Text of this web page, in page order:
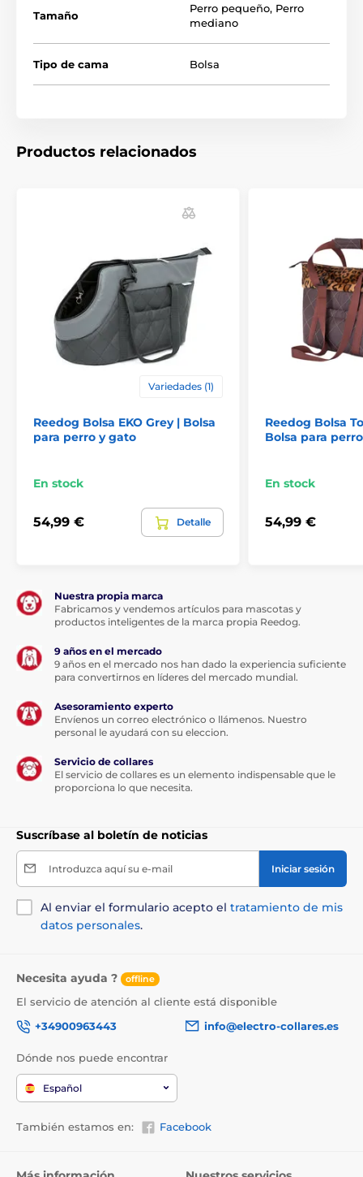
adecuada. (*Nuestras bolsas para perros Reedog están
cosidas a mano, por lo que el tamaño puede variar
uñas y suciedad.
posibilidad de lavado a mano.
Diseño con estilo:
llamativo.
Ninguna
Reedog Bolsa Torby Grey Paw
Las especificaciones técnicas pueden cambiar sin
previo aviso explícito. Las imágenes son solo
ilustrativas.
El producto aparece en las categorías
Para los perros pequeños
Para perros medianos Viajar
Bolsas para perros
Tamaño
Perro pequeño, Perro
mediano
Tipo de cama Bolsa
Productos relacionados
Variedades (1)
Reedog Bolsa EKO Grey | Bolsa
para perro y gato
En stock
54,99 € Detalle
Reedog Bolsa
Bolsa para
En stock
54,99 €
Nuestra propia marca
Fabricamos y vendemos artículos para mascotas y
productos inteligentes de la marca propia Reedog.
9 años en el mercado
9 años en el mercado nos han dado la experiencia suficiente
para convertirnos en líderes del mercado mundial.
Asesoramiento experto
Envíenos un correo electrónico o llámenos. Nuestro
personal le ayudará con su eleccion.
Servicio de collares
El servicio de collares es un elemento indispensable que le
proporciona lo que necesita.
Suscríbase al boletín de noticias
Introduzca aquí su e-mail Iniciar sesión
Al enviar el formulario acepto el tratamiento de mis
datos personales.
Necesita ayuda ? offline
El servicio de atención al cliente está disponible
+34900963443
info@electro-collares.es
Dónde nos puede encontrar
Español
También estamos en: Facebook